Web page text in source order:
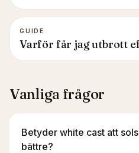
GUIDE
Varför får jag utbrott
Vanliga frågor
Betyder white cast att
bättre?